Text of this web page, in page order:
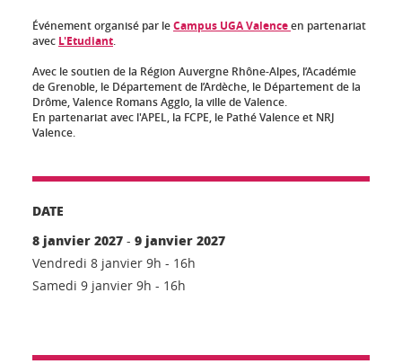
Événement organisé par leCampus UGA Valenceen partenariat
avec L'Etudiant.
Avec le soutien de la Région Auvergne Rhône-Alpes, l’Académie
de Grenoble, le Département de l’Ardèche, le Département de la
Drôme, Valence Romans Agglo, la ville de Valence.
En partenariat avec l'APEL, la FCPE, le Pathé Valence et NRJ
Valence.
DATE
8 janvier 2027 - 9 janvier 2027
Vendredi 8 janvier 9h - 16h
Samedi 9 janvier 9h - 16h